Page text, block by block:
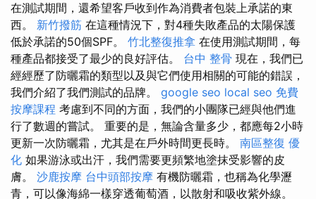
在測試期間，還希望客戶收到作為消費者包裝上承諾的東
西。 新竹撥筋 在這種情況下，對4種失敗產品的太陽保護
低於承諾的50個SPF。 竹北整復推拿 在使用測試期間，每
種產品都接受了最少的良好評估。 台中 整骨 現在，我們已
經經歷了防曬霜的類型以及與它們使用相關的可能的錯誤，
我們介紹了我們測試的品牌。 google seo local seo 免費
按摩課程 考慮到不同的方面，我們的小團隊已經與他們進
行了數週的嘗試。 重要的是，無論含量多少，都應每2小時
更新一次防曬霜，尤其是在戶外時間更長時。 南區整復 優
化 如果游泳或出汗，我們需要更頻繁地塗抹受影響的皮
膚。 沙鹿按摩 台中頭部按摩 有機防曬霜，也稱為化學瀝
青，可以像海綿一樣穿透葡萄酒，以散射和吸收紫外線。